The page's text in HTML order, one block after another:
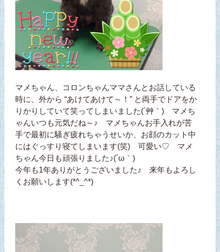
マメちゃん、コロンちゃんママさんとお話している
時に、外から “あけてあけて～！” と両手でドアをか
りかりしていて笑ってしまいました(´艸｀) マメち
ゃんいつも元気だね～♪ マメちゃんお手入れが苦
手で最初に騒ぎ疲れちゃうせいか、お顔のカット中
にはぐっすり寝てしまいます(笑) 可愛い♡ マメ
ちゃん今日も頑張りました♪(´ω｀)
今年も1年ありがとうございました♪ 来年もよろし
くお願いします(*^_^*)